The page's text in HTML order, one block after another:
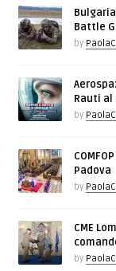
Battle
by
Rauti al
by
Padova
by
CME
by